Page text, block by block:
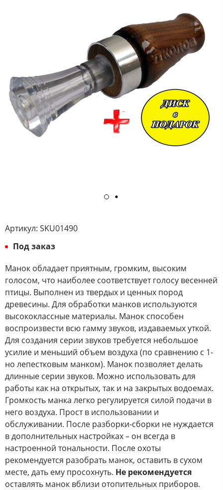
Артикул: SKU01490
Под заказ
Манок обладает приятным, громким, высоким
голосом, что наиболее соответствует голосу весенней
птицы. Выполнен из твердых и ценных пород
древесины. Для обработки манков используются
высококлассные материалы. Манок способен
воспроизвести всю гамму звуков, издаваемых уткой.
Для создания серии звуков требуется небольшое
усилие и меньший объем воздуха (по сравнению с 1-
но лепестковым манком). Манок позволяет делать
длинные серии звуков. Можно использовать для
работы как на открытых, так и на закрытых водоемах.
Громкость манка легко регулируется силой подачи в
него воздуха. Прост в использовании и
обслуживании. После разборки-сборки не нуждается
в дополнительных настройках – он всегда в
настроенной тональности. После охоты
рекомендуется разобрать манок, оставить в сухом
месте, дать ему просохнуть. Не рекомендуется
оставлять манок вблизи отопительных приборов.